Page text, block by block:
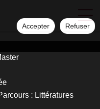
Accepter Refuser
: Littératures